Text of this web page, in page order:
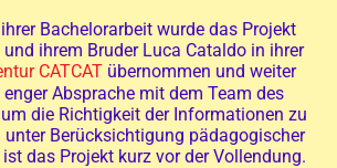
Bachelorarbeit wurde das Projekt
ihrem Bruder Luca Cataldo in ihrer
CATCAT übernommen und weiter
Absprache mit dem Team des
die Richtigkeit der Informationen zu
Berücksichtigung pädagogischer
das Projekt kurz vor der Vollendung.